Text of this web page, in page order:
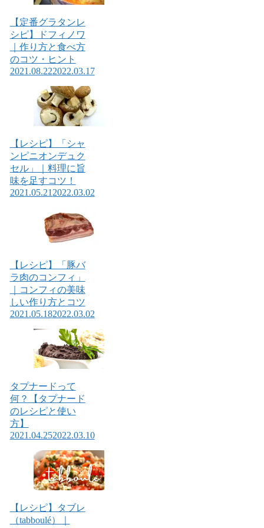
【定番グラタンレ
シピ】ドフィノワ
｜作り方と食べ方
のコツ・ヒント
2021.08.222022.03.17
【レシピ】「シャ
ンピニオンデュク
セル」｜料理に旨
味を足すコツ！
2021.05.21 2022.03.02
【レシピ】「豚バ
ラ肉のコンフィ」
｜コンフィの美味
しい作り方とコツ
2021.05.182022.03.02
タプナードって
何？【タプナード
のレシピと使い
方】
2021.04.252022.03.10
【レシピ】タブレ
（tabboulé）｜